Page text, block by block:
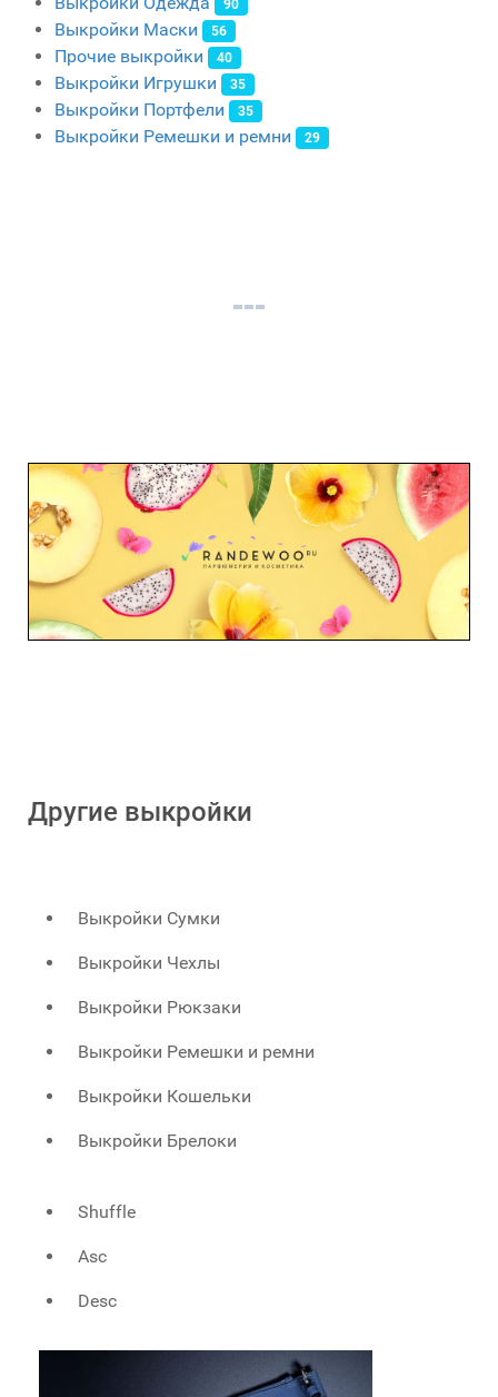
90
Выкройки Маски 56
Прочие выкройки 40
Выкройки Игрушки 35
Выкройки Портфели 35
Выкройки Ремешки и ремни 29
Другие выкройки
Выкройки Сумки
Выкройки Чехлы
Выкройки Рюкзаки
Выкройки Ремешки и ремни
Выкройки Кошельки
Выкройки Брелоки
Shuffle
Asc
Desc